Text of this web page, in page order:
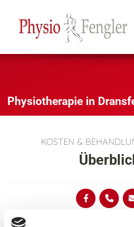
Physiotherapie in
KOSTEN &